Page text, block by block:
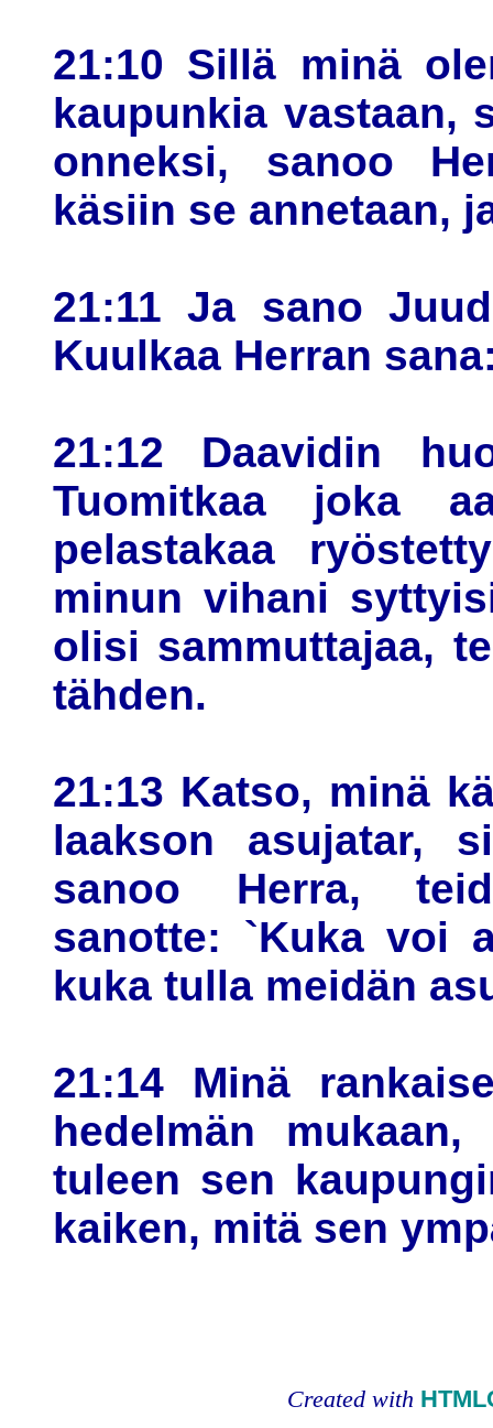
21:10 Sillä minä
kaupunkia vastaan,
onneksi, sanoo
käsiin se annetaan,
21:11 Ja sano
Kuulkaa Herran
21:12 Daavidin
Tuomitkaa joka
pelastakaa
minun vihani
olisi sammuttajaa,
tähden.
21:13 Katso, minä
laakson asujatar,
sanoo Herra,
sanotte: `Kuka voi
kuka tulla meidän
21:14 Minä
hedelmän
tuleen sen
kaiken, mitä sen
Created with